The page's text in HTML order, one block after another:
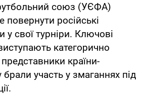
союз (УЄФА)
російські
у свої турніри. Ключові
категорично
країни-
участь у змаганнях під